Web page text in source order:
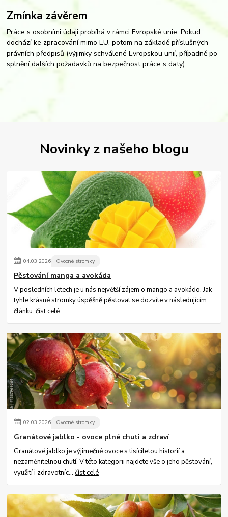
Zmínka závěrem
Práce s osobními údaji probíhá v rámci Evropské unie. Pokud
dochází ke zpracování mimo EU, potom na základě příslušných
právních předpisů (výjimky schválené Evropskou unií, případně po
splnění dalších požadavků na bezpečnost práce s daty).
Novinky z našeho blogu
04.03.2026 Ovocné stromky
Pěstování manga a avokáda
V posledních letech je u nás největší zájem o mango a avokádo. Jak
tyhle krásné stromky úspěšně pěstovat se dozvíte v následujícím
článku.číst celé
02.03.2026 Ovocné stromky
Granátové jablko - ovoce plné chuti a zdraví
Granátové jablko je výjimečné ovoce s tisíciletou historií a
nezaměnitelnou chutí. V této kategorii najdete vše o jeho pěstování,
využití i zdravotníc...číst celé